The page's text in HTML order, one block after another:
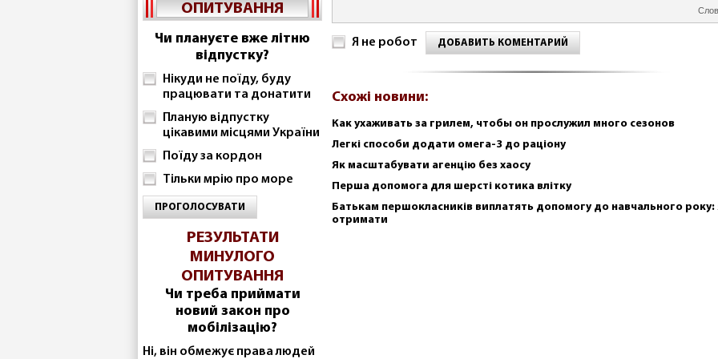
ОПИТУВАННЯ
Чи плануєте вже літню
відпустку?
Нікуди не поїду, буду
працювати та донатити
Планую відпустку
цікавими місцями України
Поїду за кордон
Тільки мрію про море
ПРОГОЛОСУВАТИ
РЕЗУЛЬТАТИ
МИНУЛОГО
ОПИТУВАННЯ
Чи треба приймати
новий закон про
мобілізацію?
Ні, він обмежує права людей
Я не робот ДОБАВИТЬ КОМЕНТАРИЙ
Схожі новини:
Как ухаживать за грилем, чтобы он прослужил много сезонов
Легкі способи додати омега-3 до раціону
Як масштабувати агенцію без хаосу
Перша допомога для шерсті котика влітку
Батькам першокласників виплатять допомогу до навчального року:
отримати